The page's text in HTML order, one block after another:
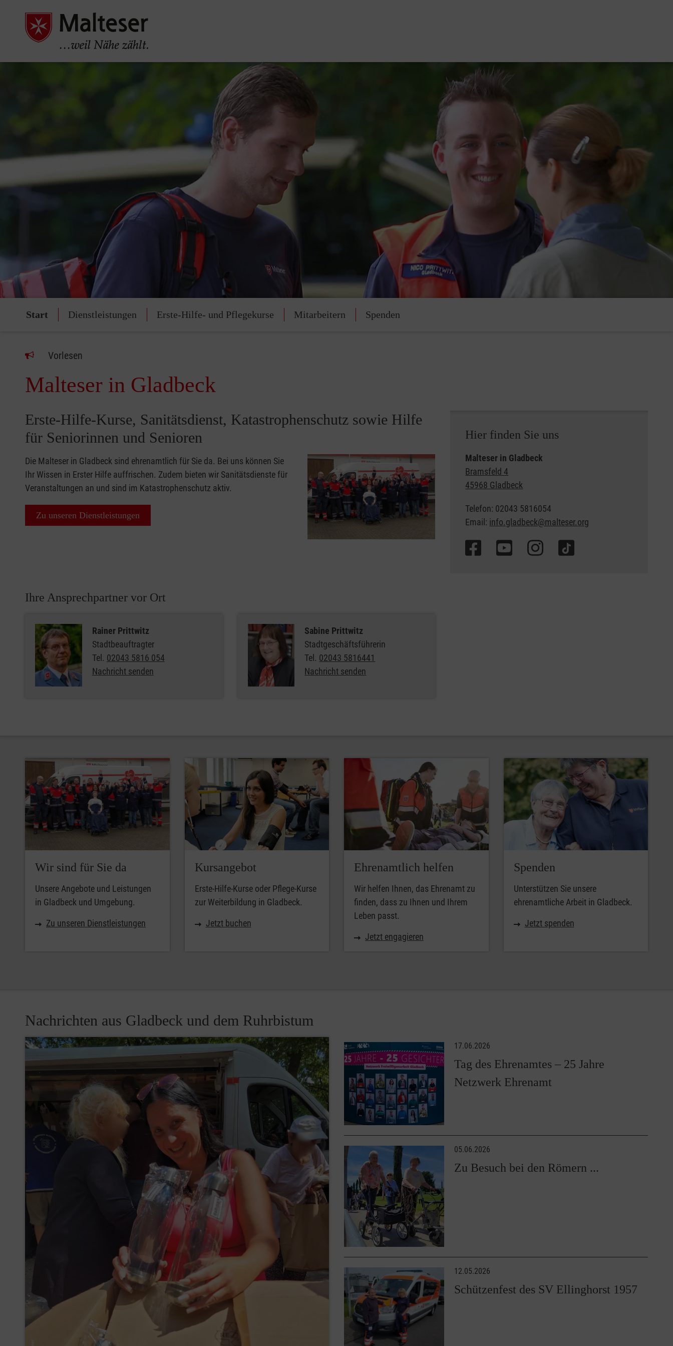
Start Dienstleistungen Erste-Hilfe- und Pflegekurse Mitarbeitern Spenden
Vorlesen
Malteser in Gladbeck
Erste-Hilfe-Kurse, Sanitätsdienst, Katastrophenschutz sowie Hilfe
für Seniorinnen und Senioren
Die Malteser in Gladbeck sind ehrenamtlich für Sie da. Bei uns können Sie
Ihr Wissen in Erster Hilfe auffrischen. Zudem bieten wir Sanitätsdienste für
Veranstaltungen an und sind im Katastrophenschutz aktiv.
Zu unseren Dienstleistungen
Hier finden Sie uns
Malteser in Gladbeck
Bramsfeld 4
45968 Gladbeck
Telefon: 02043 5816054
Email: info.gladbeck@malteser.org
Ihre Ansprechpartner vor Ort
Rainer Prittwitz
Stadtbeauftragter
Tel. 02043 5816 054
Nachricht senden
Sabine Prittwitz
Stadtgeschäftsführerin
Tel. 02043 5816441
Nachricht senden
Wir sind für Sie da
Unsere Angebote und Leistungen
in Gladbeck und Umgebung.
Zu unseren Dienstleistungen
Kursangebot
Erste-Hilfe-Kurse oder Pflege-Kurse
zur Weiterbildung in Gladbeck.
Jetzt buchen
Ehrenamtlich helfen
Wir helfen Ihnen, das Ehrenamt zu
finden, dass zu Ihnen und Ihrem
Leben passt.
Jetzt engagieren
Spenden
Unterstützen Sie unsere
ehrenamtliche Arbeit in Gladbeck.
Jetzt spenden
Nachrichten aus Gladbeck und dem Ruhrbistum
17.06.2026
Tag des Ehrenamtes – 25 Jahre
Netzwerk Ehrenamt
05.06.2026
Zu Besuch bei den Römern ...
12.05.2026
Schützenfest des SV Ellinghorst 1957